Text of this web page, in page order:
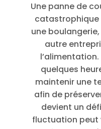
Une panne de
catastrophique
une
autre
quelques
maintenir une
afin de
devient un
fluctuation peut